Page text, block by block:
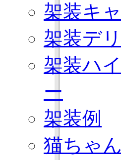
架装キ
架装デ
架装ハ
ー
架装例
猫ちゃん